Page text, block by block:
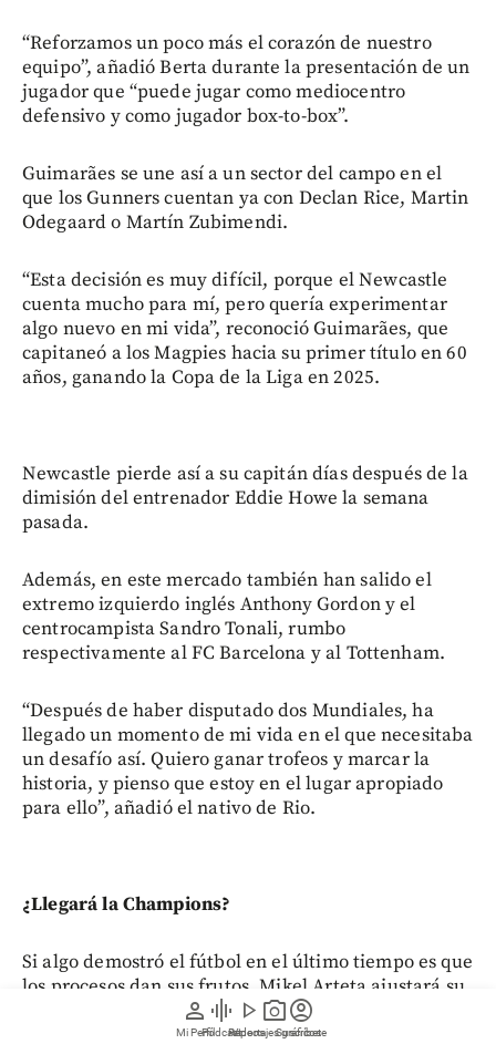
person
Mi Perfil
graphic_eq
Pódcast
play_arrow
Videos
photo_camera
Reportajes gráficos
account_circle
Suscríbete
“Reforzamos un poco más el corazón de nuestro
equipo”, añadió Berta durante la presentación de un
jugador que “puede jugar como mediocentro
defensivo y como jugador box-to-box”.
Guimarães se une así a un sector del campo en el
que los Gunners cuentan ya con Declan Rice, Martin
Odegaard o Martín Zubimendi.
“Esta decisión es muy difícil, porque el Newcastle
cuenta mucho para mí, pero quería experimentar
algo nuevo en mi vida”, reconoció Guimarães, que
capitaneó a los Magpies hacia su primer título en 60
años, ganando la Copa de la Liga en 2025.
Newcastle pierde así a su capitán días después de la
dimisión del entrenador Eddie Howe la semana
pasada.
Además, en este mercado también han salido el
extremo izquierdo inglés Anthony Gordon y el
centrocampista Sandro Tonali, rumbo
respectivamente al FC Barcelona y al Tottenham.
“Después de haber disputado dos Mundiales, ha
llegado un momento de mi vida en el que necesitaba
un desafío así. Quiero ganar trofeos y marcar la
historia, y pienso que estoy en el lugar apropiado
para ello”, añadió el nativo de Rio.
¿Llegará la Champions?
Si algo demostró el fútbol en el último tiempo es que
los procesos dan sus frutos. Mikel Arteta ajustará su
séptima temporada al frente de los Gunners y cada
año fue reforzando de a poco su equipo en varias